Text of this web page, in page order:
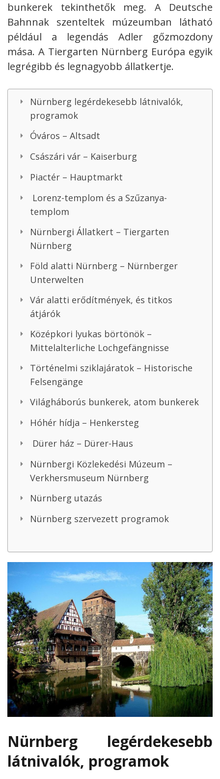
bunkerek tekinthetők meg. A Deutsche
Bahnnak szenteltek múzeumban látható
például a legendás Adler gőzmozdony
mása. A Tiergarten Nürnberg Európa egyik
legrégibb és legnagyobb állatkertje.
Nürnberg legérdekesebb látnivalók,
programok
Óváros – Altsadt
Császári vár – Kaiserburg
Piactér – Hauptmarkt
Lorenz-templom és a Szűzanya-
templom
Nürnbergi Állatkert – Tiergarten
Nürnberg
Föld alatti Nürnberg – Nürnberger
Unterwelten
Vár alatti erődítmények, és titkos
átjárók
Középkori lyukas börtönök –
Mittelalterliche Lochgefängnisse
Történelmi sziklajáratok – Historische
Felsengänge
Világháborús bunkerek, atom bunkerek
Hóhér hídja – Henkersteg
Dürer ház – Dürer-Haus
Nürnbergi Közlekedési Múzeum –
Verkhersmuseum Nürnberg
Nürnberg utazás
Nürnberg szervezett programok
Nürnberg legérdekesebb
látnivalók, programok